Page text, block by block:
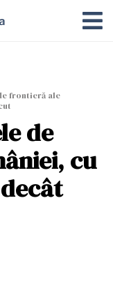
frontieră ale
de
cu